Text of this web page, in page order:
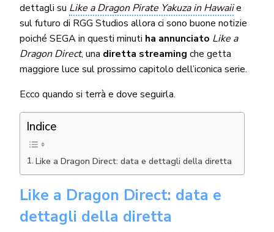
dettagli su Like a Dragon Pirate Yakuza in Hawaiie
sul futuro di RGG Studios allora ci sono buone notizie
poiché SEGA in questi minuti ha annunciato Like a
Dragon Direct, una diretta streaming che getta
maggiore luce sul prossimo capitolo dell’iconica serie.
Ecco quando si terrà e dove seguirla.
Indice
Like a Dragon Direct: data e dettagli della diretta
Like a Dragon Direct: data e
dettagli della diretta